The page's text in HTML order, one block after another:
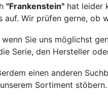
"Frankenstein" hat leider
auf. Wir prüfen gerne, ob
Sie uns möglichst
Serie, den Hersteller
einen anderen
Sortiment stöbern.